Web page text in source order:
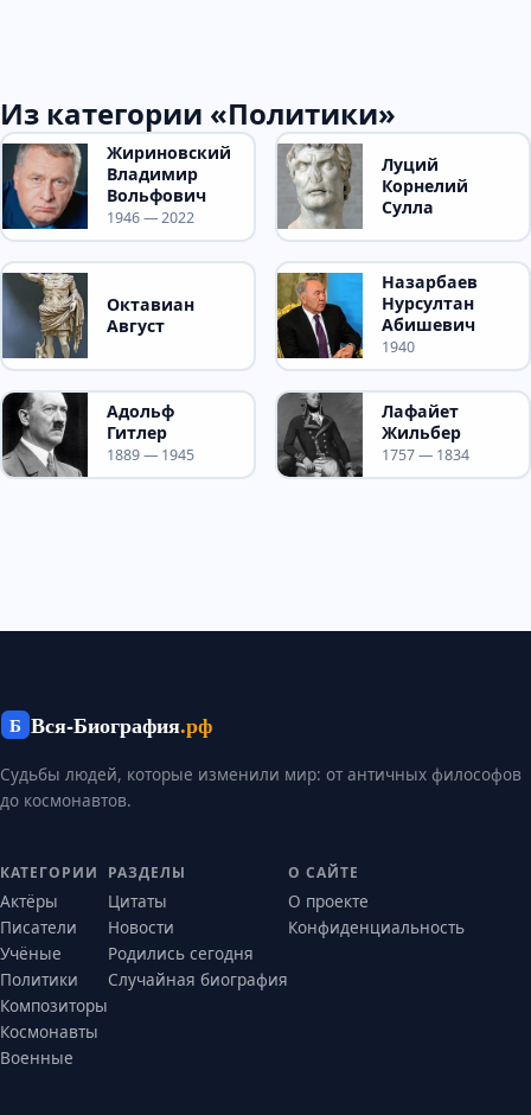
Из категории «Политики»
Жириновский
Владимир
Вольфович
1946 — 2022
Луций
Корнелий
Сулла
Октавиан
Август
Назарбаев
Нурсултан
Абишевич
1940
Адольф
Гитлер
1889 — 1945
Лафайет
Жильбер
1757 — 1834
Б Вся-Биография.рф
Судьбы людей, которые изменили мир: от античных философов
до космонавтов.
КАТЕГОРИИ
Актёры
Писатели
Учёные
Политики
Композиторы
Космонавты
Военные
РАЗДЕЛЫ
Цитаты
Новости
Родились сегодня
Случайная биография
О САЙТЕ
О проекте
Конфиденциальность